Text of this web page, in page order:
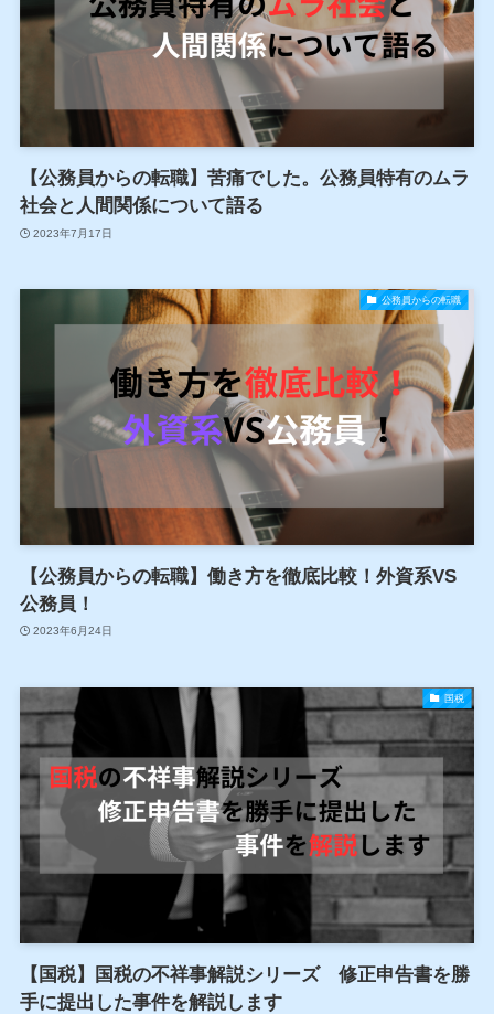
【公務員からの転職】苦痛でした。公務員特有のムラ
社会と人間関係について語る
2023年7月17日
公務員からの転職
【公務員からの転職】働き方を徹底比較！外資系VS
公務員！
2023年6月24日
国税
【国税】国税の不祥事解説シリーズ 修正申告書を勝
手に提出した事件を解説します